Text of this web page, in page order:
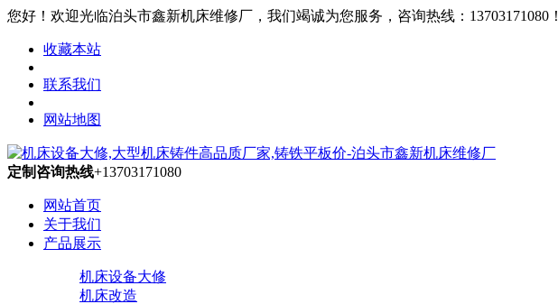
您好！欢迎光临泊头市鑫新机床维修厂，我们竭诚为您服务，咨询热线：13703171080！
收藏本站
联系我们
网站地图
定制咨询热线+13703171080
网站首页
关于我们
产品展示
机床设备大修
机床改造